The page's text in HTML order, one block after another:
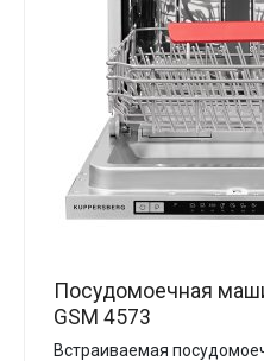
Посудомоечная
GSM 4573
Встраиваемая